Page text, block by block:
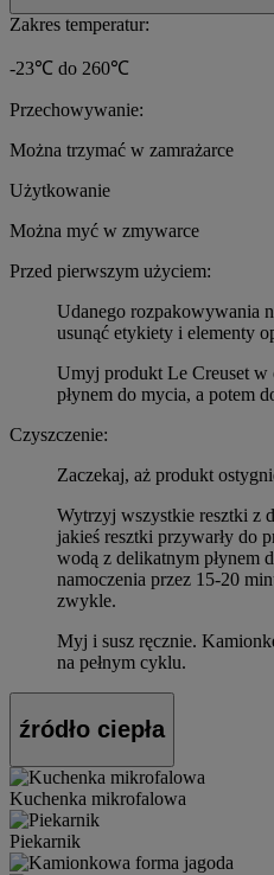
Zakres temperatur:
-23℃ do 260℃
Przechowywanie:
Można trzymać w zamrażarce
Użytkowanie
Można myć w zmywarce
Przed pierwszym użyciem:
Udanego rozpakowywania
usunąć etykiety i elementy
Umyj produkt Le Creuset w
płynem do mycia, a potem
Czyszczenie:
Zaczekaj, aż produkt
Wytrzyj wszystkie resztki z
jakieś resztki przywarły do
wodą z delikatnym płynem
namoczenia przez 15-20
zwykle.
Myj i susz ręcznie.
na pełnym cyklu.
źródło ciepła
Kuchenka mikrofalowa
Piekarnik